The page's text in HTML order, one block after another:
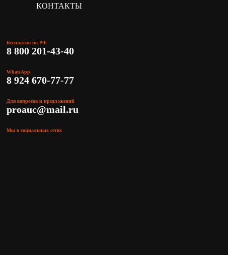
КОНТАКТЫ
Бесплатно по РФ
8 800 201-43-40
WhatsApp
8 924 670-77-77
Для вопросов и предложений
proauc@mail.ru
Мы в социальных сетях